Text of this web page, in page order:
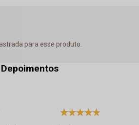
para esse produto.
Depoimentos